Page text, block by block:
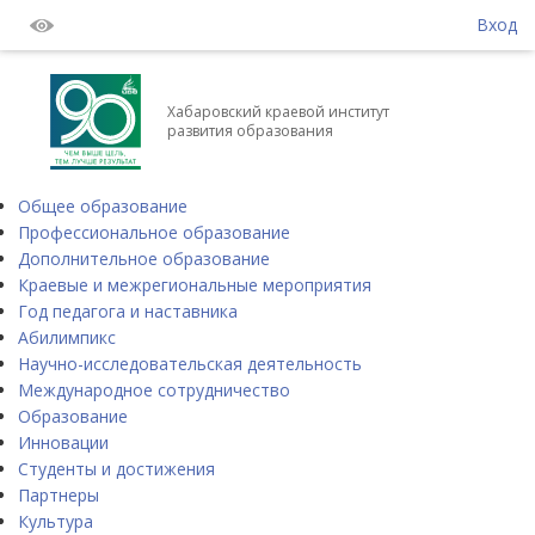
Вход
Хабаровский краевой институт
развития образования
Общее образование
Профессиональное образование
Дополнительное образование
Краевые и межрегиональные мероприятия
Год педагога и наставника
Абилимпикс
Научно-исследовательская деятельность
Международное сотрудничество
Образование
Инновации
Студенты и достижения
Партнеры
Культура